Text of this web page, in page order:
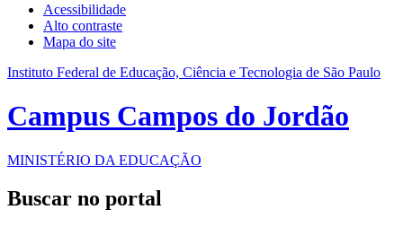
Acessibilidade
Alto contraste
Mapa do site
Instituto Federal de Educação, Ciência e Tecnologia de São Paulo
Campus Campos do Jordão
MINISTÉRIO DA EDUCAÇÃO
Buscar no portal